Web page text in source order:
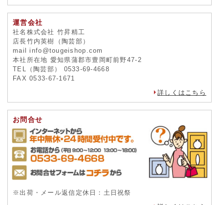
運営会社
社名株式会社 竹昇精工
店長竹内英樹（陶芸部）
mail info@tougeishop.com
本社所在地 愛知県蒲郡市豊岡町前野47-2
TEL（陶芸部） 0533-69-4668
FAX 0533-67-1671
詳しくはこちら
お問合せ
※出荷・メール返信定休日：土日祝祭